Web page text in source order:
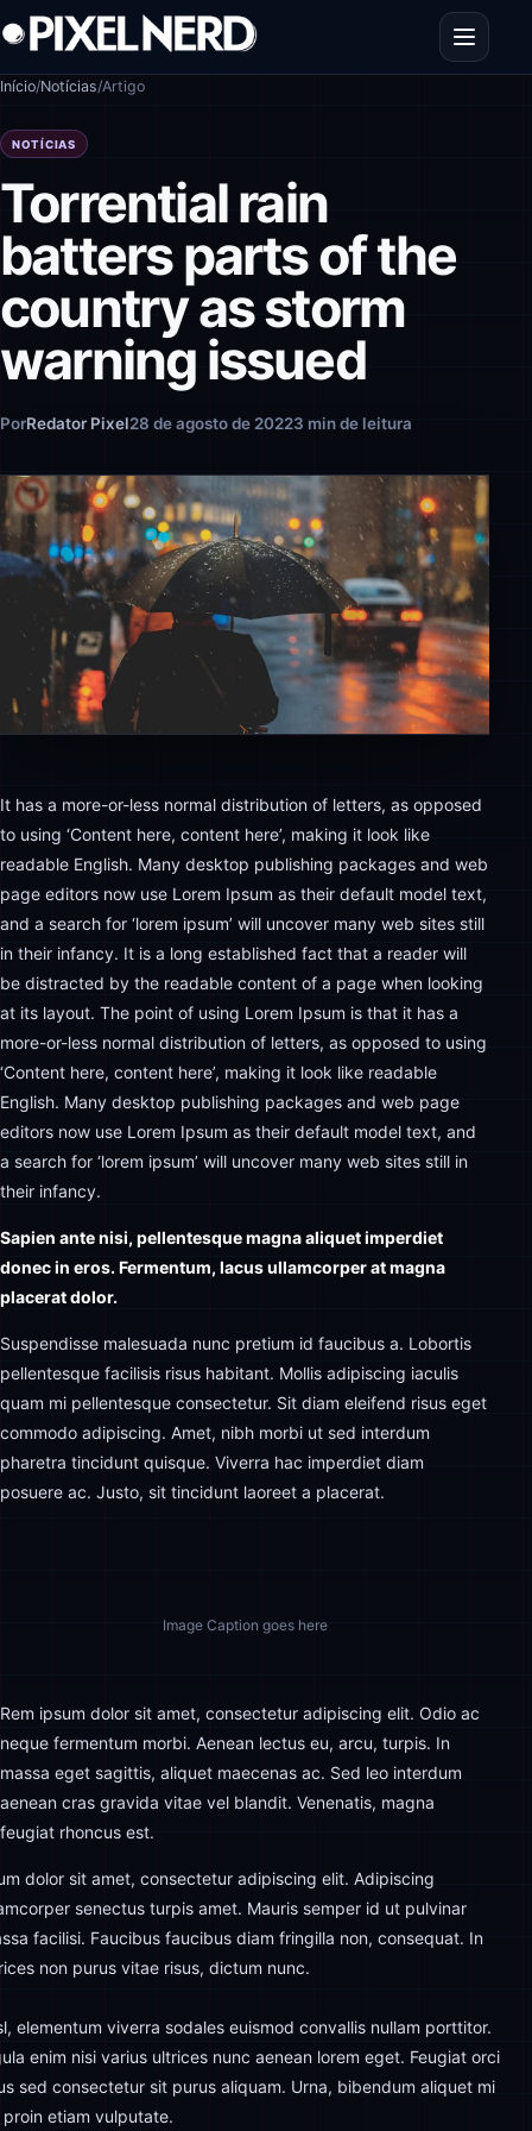
Pular para o conteúdo
Abrir
Início/Notícias/Artigo
NOTÍCIAS
Torrential rain
batters parts of the
country as storm
warning issued
PorRedator Pixel28 de agosto de 20223 min de leitura
It has a more-or-less normal distribution of letters, as opposed
to using ‘Content here, content here’, making it look like
readable English. Many desktop publishing packages and web
page editors now use Lorem Ipsum as their default model text,
and a search for ‘lorem ipsum’ will uncover many web sites still
in their infancy. It is a long established fact that a reader will
be distracted by the readable content of a page when looking
at its layout. The point of using Lorem Ipsum is that it has a
more-or-less normal distribution of letters, as opposed to using
‘Content here, content here’, making it look like readable
English. Many desktop publishing packages and web page
editors now use Lorem Ipsum as their default model text, and
a search for ‘lorem ipsum’ will uncover many web sites still in
their infancy.
Sapien ante nisi, pellentesque magna aliquet imperdiet
donec in eros. Fermentum, lacus ullamcorper at magna
placerat dolor.
Suspendisse malesuada nunc pretium id faucibus a. Lobortis
pellentesque facilisis risus habitant. Mollis adipiscing iaculis
quam mi pellentesque consectetur. Sit diam eleifend risus eget
commodo adipiscing. Amet, nibh morbi ut sed interdum
pharetra tincidunt quisque. Viverra hac imperdiet diam
posuere ac. Justo, sit tincidunt laoreet a placerat.
Image Caption goes here
Rem ipsum dolor sit amet, consectetur adipiscing elit. Odio ac
neque fermentum morbi. Aenean lectus eu, arcu, turpis. In
massa eget sagittis, aliquet maecenas ac. Sed leo interdum
aenean cras gravida vitae vel blandit. Venenatis, magna
feugiat rhoncus est.
dolor sit amet, consectetur adipiscing elit. Adipiscing
senectus turpis amet. Mauris semper id ut pulvinar
facilisi. Faucibus faucibus diam fringilla non, consequat. In
non purus vitae risus, dictum nunc.
elementum viverra sodales euismod convallis nullam porttitor.
enim nisi varius ultrices nunc aenean lorem eget. Feugiat orci
sed consectetur sit purus aliquam. Urna, bibendum aliquet mi
etiam vulputate.